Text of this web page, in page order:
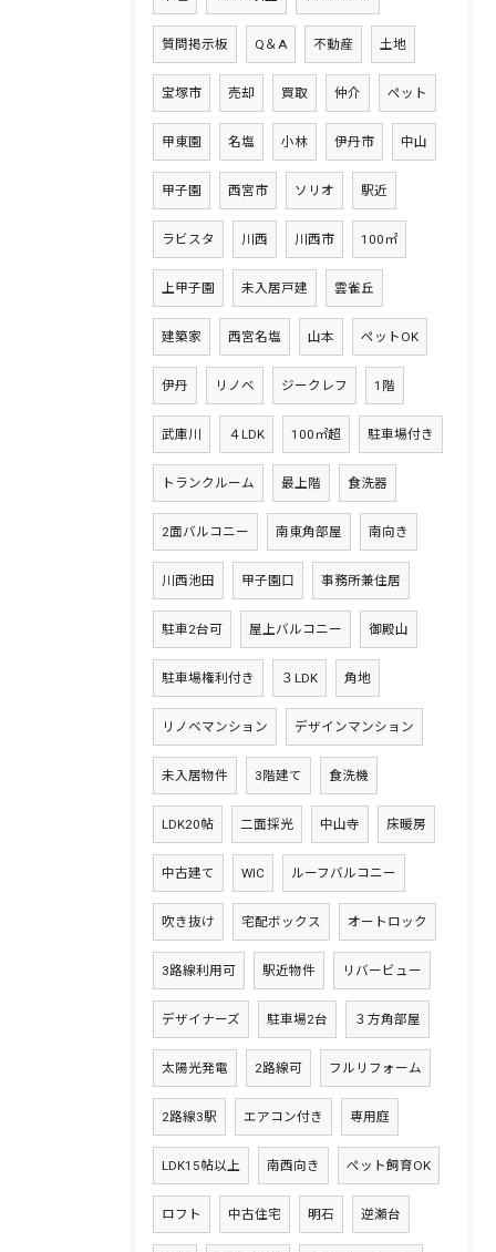
質問掲示板 Q＆A 不動産 土地
宝塚市 売却 買取 仲介 ペット
甲東園 名塩 小林 伊丹市 中山
甲子園 西宮市 ソリオ 駅近
ラビスタ 川西 川西市 100㎡
上甲子園 未入居戸建 雲雀丘
建築家 西宮名塩 山本 ペットOK
伊丹 リノベ ジークレフ 1階
武庫川 ４LDK 100㎡超 駐車場付き
トランクルーム 最上階 食洗器
2面バルコニー 南東角部屋 南向き
川西池田 甲子園口 事務所兼住居
駐車2台可 屋上バルコニー 御殿山
駐車場権利付き ３LDK 角地
リノベマンション デザインマンション
未入居物件 3階建て 食洗機
LDK20帖 二面採光 中山寺 床暖房
中古建て WIC ルーフバルコニー
吹き抜け 宅配ボックス オートロック
3路線利用可 駅近物件 リバービュー
デザイナーズ 駐車場2台 ３方角部屋
太陽光発電 2路線可 フルリフォーム
2路線3駅 エアコン付き 専用庭
LDK15帖以上 南西向き ペット飼育OK
ロフト 中古住宅 明石 逆瀬台